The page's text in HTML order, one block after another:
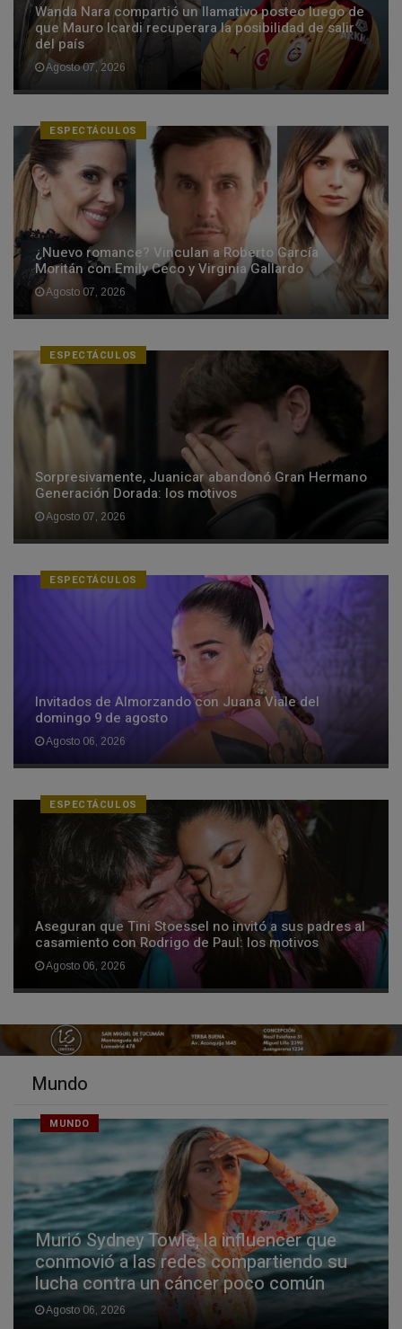
Wanda Nara compartió un llamativo posteo luego de
que Mauro Icardi recuperara la posibilidad de salir
del país
Agosto 07, 2026
ESPECTÁCULOS
¿Nuevo romance? Vinculan a Roberto García
Moritán con Emily Ceco y Virginia Gallardo
Agosto 07, 2026
ESPECTÁCULOS
Sorpresivamente, Juanicar abandonó Gran Hermano
Generación Dorada: los motivos
Agosto 07, 2026
ESPECTÁCULOS
Invitados de Almorzando con Juana Viale del
domingo 9 de agosto
Agosto 06, 2026
ESPECTÁCULOS
Aseguran que Tini Stoessel no invitó a sus padres al
casamiento con Rodrigo de Paul: los motivos
Agosto 06, 2026
Mundo
MUNDO
Murió Sydney Towle, la influencer que
conmovió a las redes compartiendo su
lucha contra un cáncer poco común
Agosto 06, 2026